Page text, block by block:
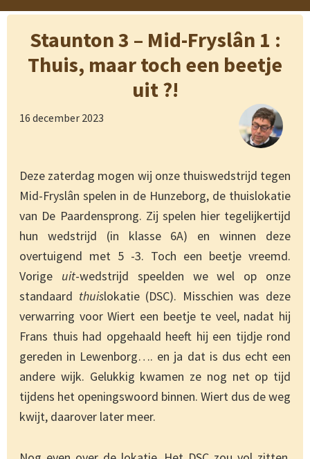
Staunton 3 – Mid-Fryslân 1 :
Thuis, maar toch een beetje
uit ?!
16 december 2023
Deze zaterdag mogen wij onze thuiswedstrijd tegen
Mid-Fryslân spelen in de Hunzeborg, de thuislokatie
van De Paardensprong. Zij spelen hier tegelijkertijd
hun wedstrijd (in klasse 6A) en winnen deze
overtuigend met 5 -3. Toch een beetje vreemd.
Vorige uit-wedstrijd speelden we wel op onze
standaard thuislokatie (DSC). Misschien was deze
verwarring voor Wiert een beetje te veel, nadat hij
Frans thuis had opgehaald heeft hij een tijdje rond
gereden in Lewenborg…. en ja dat is dus echt een
andere wijk. Gelukkig kwamen ze nog net op tijd
tijdens het openingswoord binnen. Wiert dus de weg
kwijt, daarover later meer.